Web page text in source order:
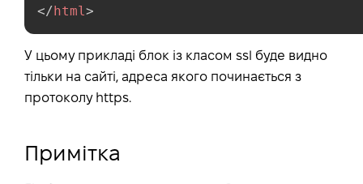
</html>
У цьому прикладі блок із класом ssl буде видно
тільки на сайті, адреса якого починається з
протоколу https.
Примітка